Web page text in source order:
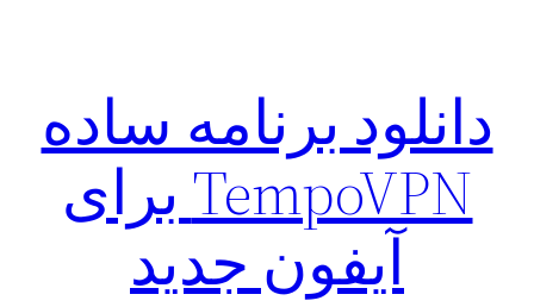
دانلود برنامه ساده
TempoVPN برای
آیفون جدید